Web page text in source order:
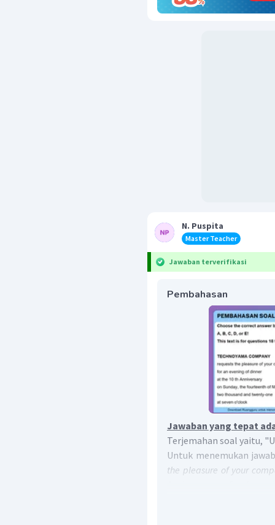
N. Puspita
Master Teacher
Jawaban terverifikasi
Pembahasan
Jawaban yang tepat
Terjemahan soal yaitu,
Untuk menemukan
the pleasure of your